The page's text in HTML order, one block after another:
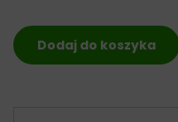
Dodaj do koszyka